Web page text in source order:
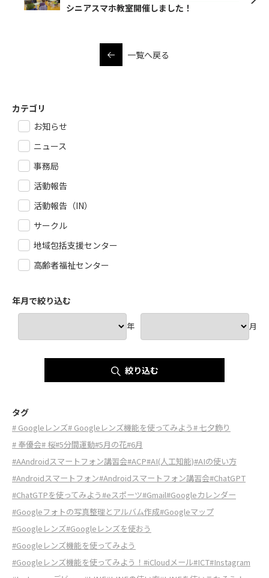
シニアスマホ教室開催しました！
一覧へ戻る
カテゴリ
お知らせ
ニュース
事務局
活動報告
活動報告（IN）
サークル
地域包括支援センター
高齢者福祉センター
年月で絞り込む
年 月
絞り込む
タグ
# Googleレンズ# Googleレンズ機能を使ってみよう# 七夕飾り
# 奉優会# 桜#5分間運動#5月の花#6月
#AAndroidスマートフォン講習会#ACP#AI(人工知能)#AIの使い方
#Androidスマートフォン#Androidスマートフォン講習会#ChatGPT
#ChatGTPを使ってみよう#eスポーツ#Gmail#Googleカレンダー
#Googleフォトの写真整理とアルバム作成#Googleマップ
#Googleレンズ#Googleレンズを使おう
#Googleレンズ機能を使ってみよう
#Googleレンズ機能を使ってみよう！ #iCloudメール#ICT#Instagram